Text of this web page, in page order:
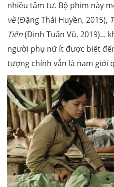
nhiều tâm tư. Bộ phim này
về(Đặng Thái Huyền, 2015),
Tiên(Đinh Tuấn Vũ, 2019)...
người phụ nữ ít được biết
tượng chính vẫn là nam giới